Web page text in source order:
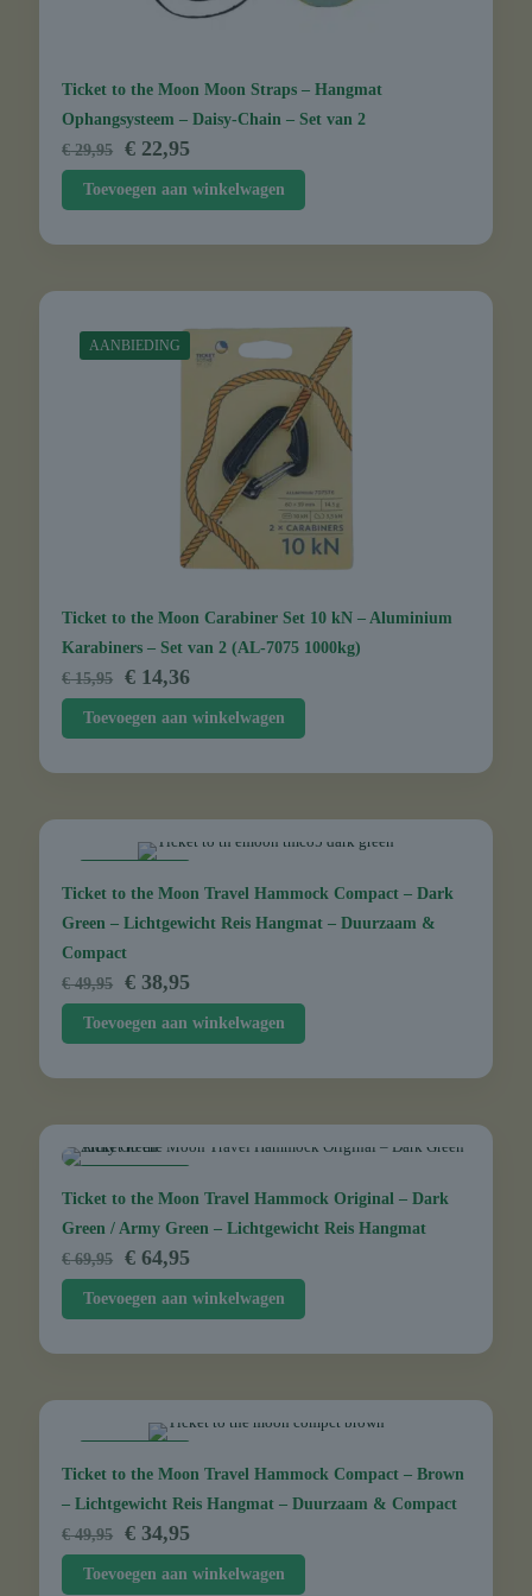
Ticket to the Moon Moon Straps – Hangmat
Ophangsysteem – Daisy-Chain – Set van 2
€29,95
Oorspronkelijke
prijs
was:
€ 29,95.
€ 22,95Huidige
prijs
is:
€ 22,95.
Toevoegen aan winkelwagen
AANBIEDING
Ticket to the Moon Carabiner Set 10 kN – Aluminium
Karabiners – Set van 2 (AL-7075 1000kg)
€15,95
Oorspronkelijke
prijs
was:
€ 15,95.
€ 14,36Huidige
prijs
is:
€ 14,36.
Toevoegen aan winkelwagen
Ticket to the Moon Travel Hammock Compact – Dark
Green – Lichtgewicht Reis Hangmat – Duurzaam &
Compact
€49,95
Oorspronkelijke
prijs
was:
€ 49,95.
€ 38,95Huidige
prijs
is:
€ 38,95.
Toevoegen aan winkelwagen
Ticket to the Moon Travel Hammock Original – Dark
Green / Army Green – Lichtgewicht Reis Hangmat
€69,95
Oorspronkelijke
prijs
was:
€ 69,95.
€ 64,95Huidige
prijs
is:
€ 64,95.
Toevoegen aan winkelwagen
Ticket to the Moon Travel Hammock Compact – Brown
– Lichtgewicht Reis Hangmat – Duurzaam & Compact
€49,95
Oorspronkelijke
prijs
was:
€ 34,95Huidige
prijs
is:
Toevoegen aan winkelwagen